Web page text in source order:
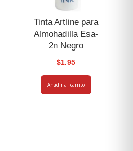
Tinta Artline para
Almohadilla Esa-
2n Negro
$1.95
Añadir al carrito